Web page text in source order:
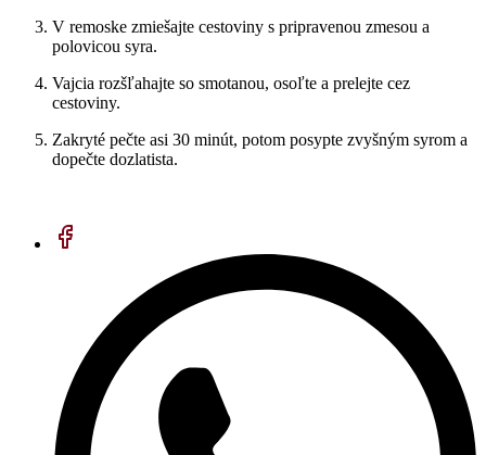
V remoske zmiešajte cestoviny s pripravenou zmesou a
polovicou syra.
Vajcia rozšľahajte so smotanou, osoľte a prelejte cez
cestoviny.
Zakryté pečte asi 30 minút, potom posypte zvyšným syrom a
dopečte dozlatista.